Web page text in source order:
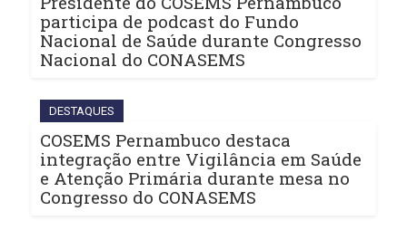
participa de podcast do Fundo
Nacional de Saúde durante Congresso
Nacional do CONASEMS
DESTAQUES
COSEMS Pernambuco destaca
integração entre Vigilância em Saúde
e Atenção Primária durante mesa no
Congresso do CONASEMS